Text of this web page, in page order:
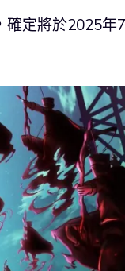
確定將於2025年